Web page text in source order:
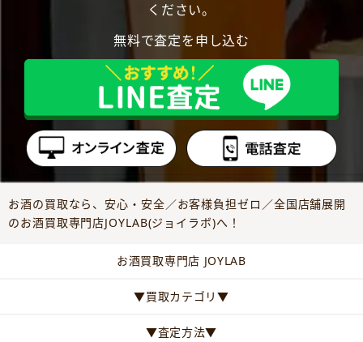
ください。
無料で査定を申し込む
お酒の買取なら、安心・安全／お客様負担ゼロ／全国店舗展開
のお酒買取専門店JOYLAB(ジョイラボ)へ！
お酒買取専門店 JOYLAB
▼買取カテゴリ▼
▼査定方法▼